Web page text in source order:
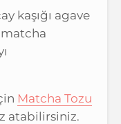
kaşığı agave
matcha
Matcha Tozu
atabilirsiniz.